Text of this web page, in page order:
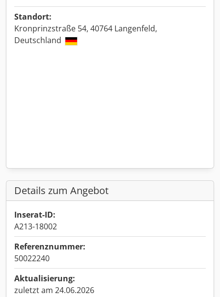
Standort:
Kronprinzstraße 54, 40764 Langenfeld,
Deutschland
Details zum Angebot
Inserat-ID:
A213-18002
Referenznummer:
50022240
Aktualisierung:
zuletzt am 24.06.2026